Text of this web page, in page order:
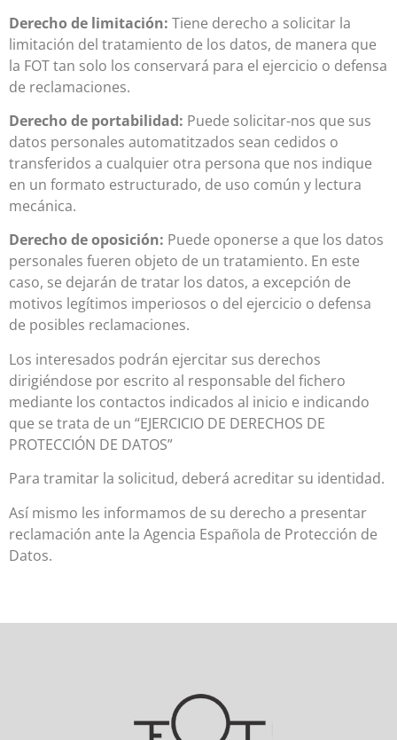
Derecho de limitación: Tiene derecho a solicitar la
limitación del tratamiento de los datos, de manera que
la FOT tan solo los conservará para el ejercicio o defensa
de reclamaciones.
Derecho de portabilidad: Puede solicitar-nos que sus
datos personales automatitzados sean cedidos o
transferidos a cualquier otra persona que nos indique
en un formato estructurado, de uso común y lectura
mecánica.
Derecho de oposición: Puede oponerse a que los datos
personales fueren objeto de un tratamiento. En este
caso, se dejarán de tratar los datos, a excepción de
motivos legítimos imperiosos o del ejercicio o defensa
de posibles reclamaciones.
Los interesados podrán ejercitar sus derechos
dirigiéndose por escrito al responsable del fichero
mediante los contactos indicados al inicio e indicando
que se trata de un “EJERCICIO DE DERECHOS DE
PROTECCIÓN DE DATOS”
Para tramitar la solicitud, deberá acreditar su identidad.
Así mismo les informamos de su derecho a presentar
reclamación ante la Agencia Española de Protección de
Datos.